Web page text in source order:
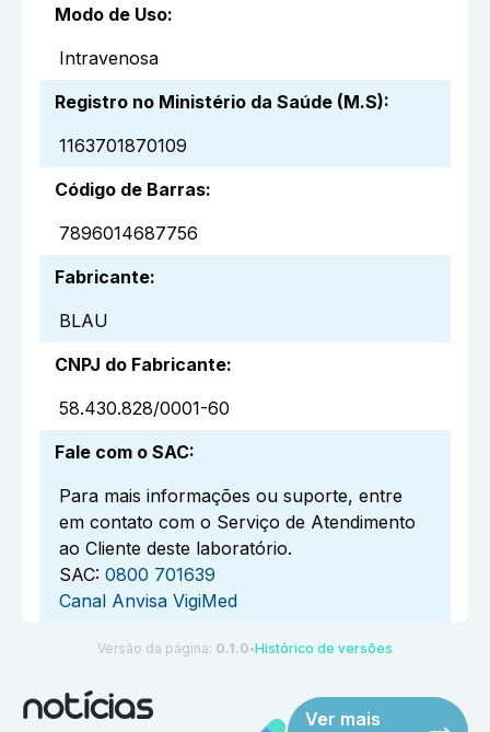
Modo de Uso:
Intravenosa
Registro no Ministério da Saúde (M.S):
1163701870109
Código de Barras:
7896014687756
Fabricante:
BLAU
CNPJ do Fabricante:
58.430.828/0001-60
Fale com o SAC:
Para mais informações ou suporte, entre
em contato com o Serviço de Atendimento
ao Cliente deste laboratório.
SAC: 0800 701639
Canal Anvisa VigiMed
Versão da página: 0.1.0 ●Histórico de versões
notícias
Ver mais